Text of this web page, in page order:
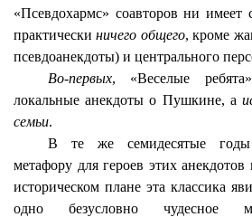
«Псевдохармс» соавторов ни
практическиничего общего, кроме
псевдоанекдоты) и центрального
Во-первых, «Веселые
локальные анекдоты о Пушкине, а
семьи.
В те же семидесятые
метафору для героев этих
историческом плане эта классика
одно безусловно чудесное